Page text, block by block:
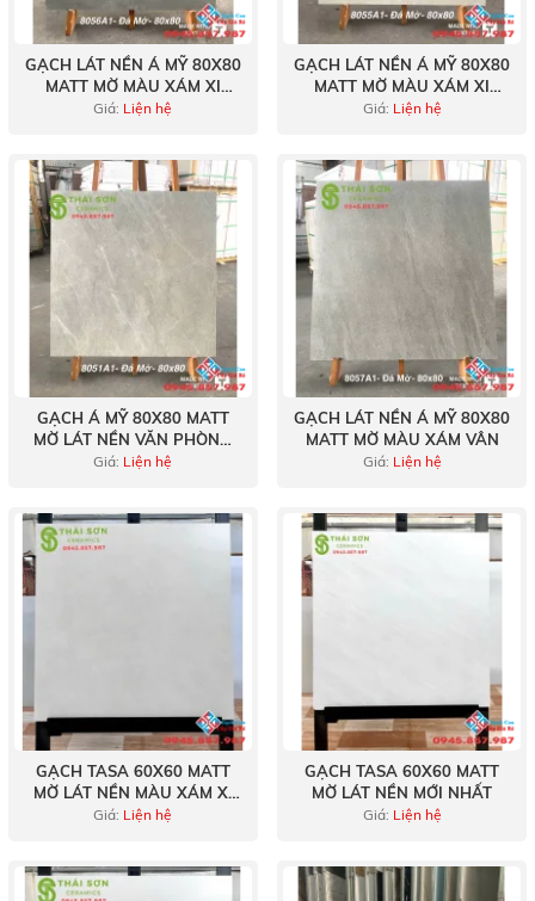
GẠCH LÁT NỀN Á MỸ 80X80
MATT MỜ MÀU XÁM XI
MĂNG ĐẬM
Giá: Liện hệ
GẠCH LÁT NỀN Á MỸ 80X80
MATT MỜ MÀU XÁM XI
MĂNG NHẠT
Giá: Liện hệ
GẠCH Á MỸ 80X80 MATT
MỜ LÁT NỀN VĂN PHÒNG
ĐẸP
Giá: Liện hệ
GẠCH LÁT NỀN Á MỸ 80X80
MATT MỜ MÀU XÁM VÂN
Giá: Liện hệ
GẠCH TASA 60X60 MATT
MỜ LÁT NỀN MÀU XÁM XI
MĂNG NHẠT
Giá: Liện hệ
GẠCH TASA 60X60 MATT
MỜ LÁT NỀN MỚI NHẤT
Giá: Liện hệ